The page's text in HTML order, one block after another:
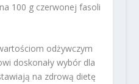
100 g czerwonej fasoli
odżywczym
doskonały wybór dla
na zdrową dietę